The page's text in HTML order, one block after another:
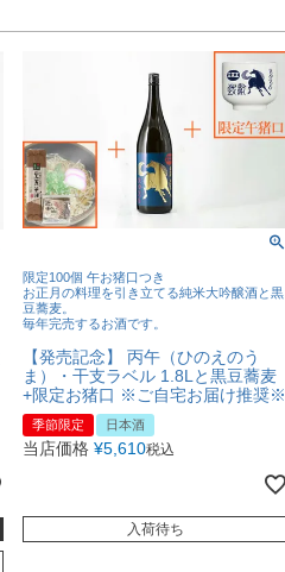
限定100個 午お猪口つき
お正月の料理を引き立てる純米大吟醸酒と黒
豆蕎麦。
毎年完売するお酒です。
【発売記念】 丙午（ひのえのう
ま）・干支ラベル 1.8Lと黒豆蕎麦
+限定お猪口 ※ご自宅お届け推奨※
季節限定 日本酒
当店価格 ¥5,610税込
入荷待ち